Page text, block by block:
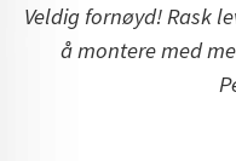
Veldig fornøyd! Rask
å montere med